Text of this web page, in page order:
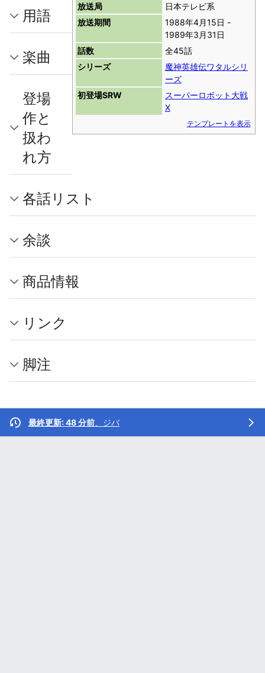
放送局
日本テレビ系
放送期間
1988年4月15日 -
1989年3月31日
話数
全45話
シリーズ
魔神英雄伝ワタルシリ
ーズ
初登場SRW
スーパーロボット大戦
X
テンプレートを表示
用語
楽曲
登場
作と
扱わ
れ方
各話リスト
余談
商品情報
リンク
脚注
最終更新: 48 分前 ジバ